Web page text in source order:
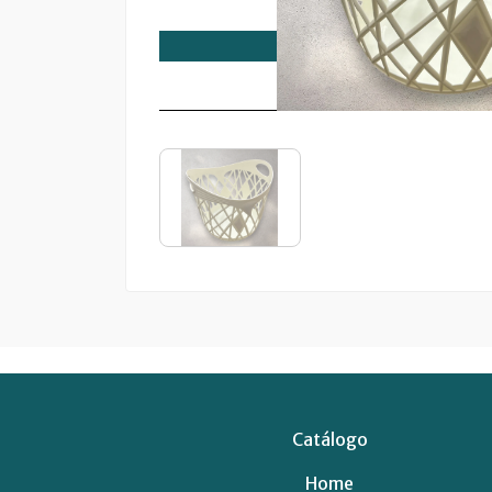
Catálogo
Home